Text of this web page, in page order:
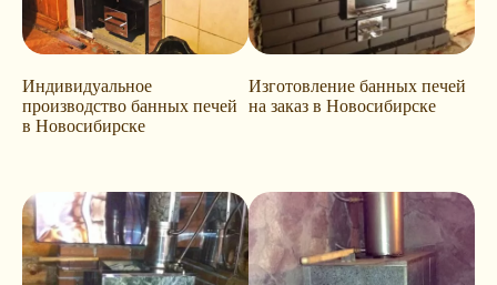
Индивидуальное
производство банных печей
в Новосибирске
Изготовление банных печей
на заказ в Новосибирске